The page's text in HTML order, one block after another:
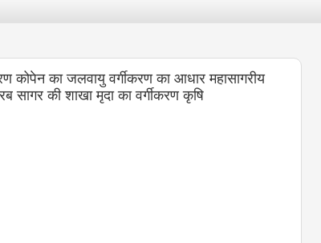
कोपेन का जलवायु वर्गीकरण का आधार महासागरीय
सागर की शाखा मृदा का वर्गीकरण कृषि